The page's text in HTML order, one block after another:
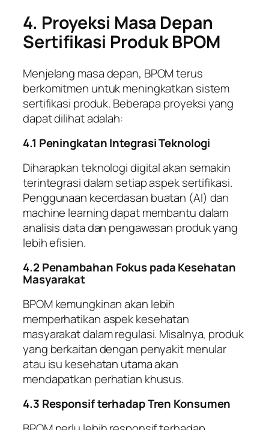
4. Proyeksi Masa Depan
Sertifikasi Produk BPOM
Menjelang masa depan, BPOM terus
berkomitmen untuk meningkatkan sistem
sertifikasi produk. Beberapa proyeksi yang
dapat dilihat adalah:
4.1 Peningkatan Integrasi Teknologi
Diharapkan teknologi digital akan semakin
terintegrasi dalam setiap aspek sertifikasi.
Penggunaan kecerdasan buatan (AI) dan
machine learning dapat membantu dalam
analisis data dan pengawasan produk yang
lebih efisien.
4.2 Penambahan Fokus pada Kesehatan
Masyarakat
BPOM kemungkinan akan lebih
memperhatikan aspek kesehatan
masyarakat dalam regulasi. Misalnya, produk
yang berkaitan dengan penyakit menular
atau isu kesehatan utama akan
mendapatkan perhatian khusus.
4.3 Responsif terhadap Tren Konsumen